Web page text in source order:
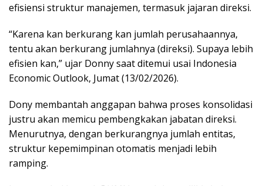
efisiensi struktur manajemen, termasuk jajaran direksi.
“Karena kan berkurang kan jumlah perusahaannya,
tentu akan berkurang jumlahnya (direksi). Supaya lebih
efisien kan,” ujar Donny saat ditemui usai Indonesia
Economic Outlook, Jumat (13/02/2026).
Dony membantah anggapan bahwa proses konsolidasi
justru akan memicu pembengkakan jabatan direksi.
Menurutnya, dengan berkurangnya jumlah entitas,
struktur kepemimpinan otomatis menjadi lebih
ramping.